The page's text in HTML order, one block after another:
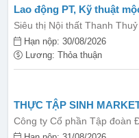
Lao động PT, Kỹ thuật
hàng...
Siêu thị Nội thất Thanh Thuỷ
Hạn nộp: 30/08/2026
Lương: Thỏa thuận
THỰC TẬP SINH
Công ty Cổ phần Tập đoàn